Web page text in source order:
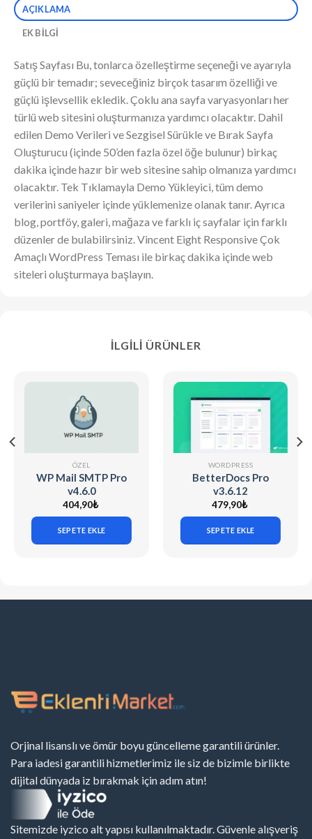
AÇIKLAMA
EK BILGI
Satış Sayfası Bu, tonlarca özelleştirme seçeneği ve ayarıyla
güçlü bir temadır; seveceğiniz birçok tasarım özelliği ve
güçlü işlevsellik ekledik. Çoklu ana sayfa varyasyonları her
türlü web sitesini oluşturmanıza yardımcı olacaktır. Dahil
edilen Demo Verileri ve Sezgisel Sürükle ve Bırak Sayfa
Oluşturucu (içinde 50’den fazla özel öğe bulunur) birkaç
dakika içinde hazır bir web sitesine sahip olmanıza yardımcı
olacaktır. Tek Tıklamayla Demo Yükleyici, tüm demo
verilerini saniyeler içinde yüklemenize olanak tanır. Ayrıca
blog, portföy, galeri, mağaza ve farklı iç sayfalar için farklı
düzenler de bulabilirsiniz. Vincent Eight Responsive Çok
Amaçlı WordPress Teması ile birkaç dakika içinde web
siteleri oluşturmaya başlayın.
İLGILI ÜRÜNLER
ÖZEL
WP Mail SMTP Pro
v4.6.0
404,90₺
SEPETE EKLE
WORDPRESS
BetterDocs Pro
v3.6.12
479,90₺
SEPETE EKLE
Orjinal lisanslı ve ömür boyu güncelleme garantili ürünler.
Para iadesi garantili hizmetlerimiz ile siz de bizimle birlikte
dijital dünyada iz bırakmak için adım atın!
Sitemizde iyzico alt yapısı kullanılmaktadır. Güvenle alışveriş